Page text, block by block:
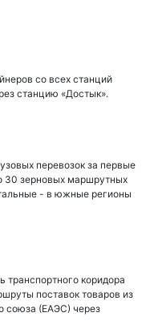
со всех станций
станцию «Достык».
перевозок за первые
30 зерновых маршрутных
- в южные регионы
транспортного коридора
поставок товаров из
союза (ЕАЭС) через